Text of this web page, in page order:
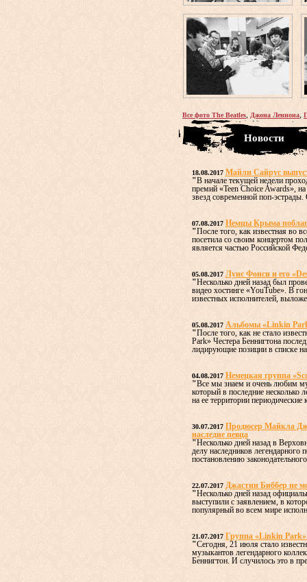
Все фото The Beatles, Джона Леннона,
Новости
18.08.2017 Майли Сайрус
"В начале текущей недели
премий «Teen Choice Awards»,
звезд современной поп-
07.08.2017 Немцы Крыма
"После того, как известная во
посетила со своим концертом
является частью Российской
05.08.2017 Луис Фонси и его
"Несколько дней назад был
видео хостинге «YouTube». В
известных исполнителей,
05.08.2017 Альбомы «Linkin
"После того, как не стало
Park» Честера Беннигтона
лидирующие позиции в списке
04.08.2017 Немецкая группа
"Все мы знаем и очень любим
который в последние несколько
на ее территории периодические
30.07.2017 Продюсер Майкла
наследие певца
"Несколько дней назад в
делу наследников
постановлению
22.07.2017 Джастин Биббер не
"Несколько дней назад
выступили с заявлением, в
популярный во всем мире
21.07.2017 Группа «Linkin Park»
"Сегодня, 21 июля стало
музыкантов легендарного
Беннигтон. И случилось это в